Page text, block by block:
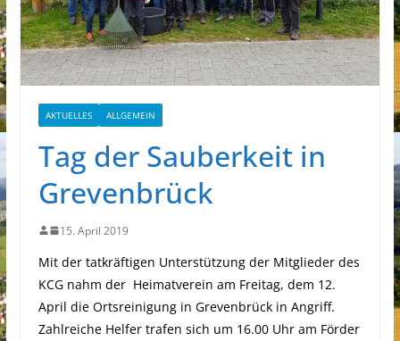
AKTUELLES ALLGEMEIN
Tag der Sauberkeit in
Grevenbrück
15. April 2019
Mit der tatkräftigen Unterstützung der Mitglieder des
KCG nahm der Heimatverein am Freitag, dem 12.
April die Ortsreinigung in Grevenbrück in Angriff.
Zahlreiche Helfer trafen sich um 16.00 Uhr am Förder